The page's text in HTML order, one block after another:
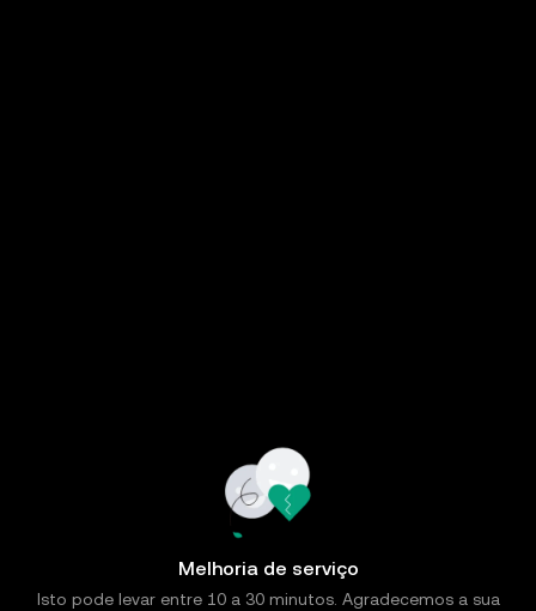
Melhoria de serviço
Isto pode levar entre 10 a 30 minutos. Agradecemos a sua